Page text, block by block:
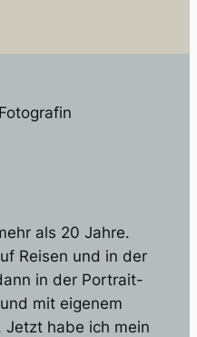
als 20 Jahre.
Reisen und in der
in der Portrait-
mit eigenem
habe ich mein